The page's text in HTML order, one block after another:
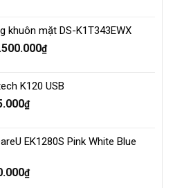
2.800.000₫.
khuôn mặt DS-K1T343EWX
₫Current
3.500.000₫.
K120 USB
₫Current
195.000₫.
EK1280S Pink White Blue
₫Current